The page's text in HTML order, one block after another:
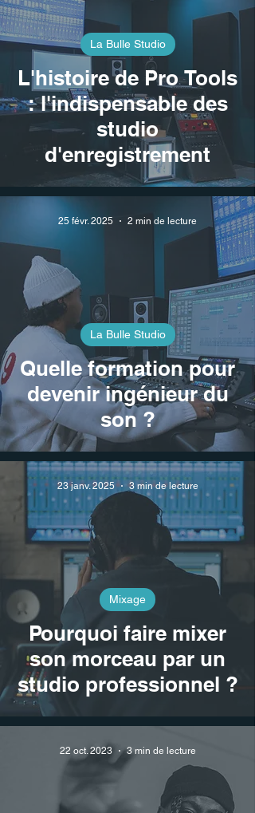
L'histoire de Pro Tools
: l'indispensable des
studio
d'enregistrement
La Bulle Studio
Quelle formation pour
devenir ingénieur du
son ?
La Bulle Studio
25 févr. 2025 2 min de lecture
Pourquoi faire mixer
son morceau par un
studio professionnel ?
Mixage
23 janv. 2025 3 min de lecture
22 oct. 2023 3 min de lecture